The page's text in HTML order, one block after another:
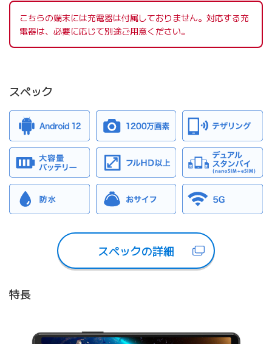
こちらの端末には充電器は付属しておりません。対応する充
電器は、必要に応じて別途ご用意ください。
スペック
スペックの詳細
特長